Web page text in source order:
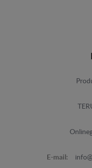
E-mail: